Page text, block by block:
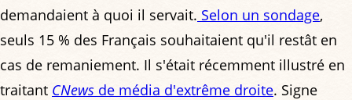
demandaient à quoi il servait. Selon un sondage,
seuls 15 % des Français souhaitaient qu'il restât en
cas de remaniement. Il s'était récemment illustré en
traitant CNews de média d'extrême droite. Signe